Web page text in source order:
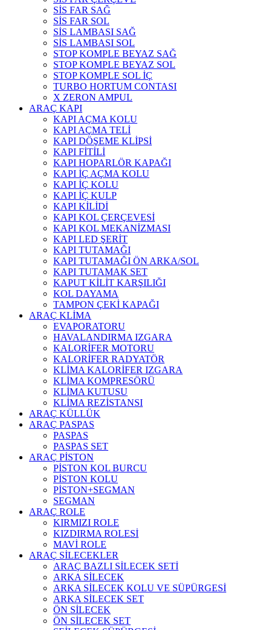
SİS FAR SAĞ
SİS FAR SOL
SİS LAMBASI SAĞ
SİS LAMBASI SOL
STOP KOMPLE BEYAZ SAĞ
STOP KOMPLE BEYAZ SOL
STOP KOMPLE SOL İÇ
TURBO HORTUM CONTASI
X ZERON AMPUL
ARAÇ KAPI
KAPI AÇMA KOLU
KAPI AÇMA TELİ
KAPI DÖŞEME KLİPSİ
KAPI FİTİLİ
KAPI HOPARLÖR KAPAĞI
KAPI İÇ AÇMA KOLU
KAPI İÇ KOLU
KAPI İÇ KULP
KAPI KİLİDİ
KAPI KOL ÇERÇEVESİ
KAPI KOL MEKANİZMASI
KAPI LED ŞERİT
KAPI TUTAMAĞI
KAPI TUTAMAĞI ÖN ARKA/SOL
KAPI TUTAMAK SET
KAPUT KİLİT KARŞILIĞI
KOL DAYAMA
TAMPON ÇEKİ KAPAĞI
ARAÇ KLİMA
EVAPORATORU
HAVALANDIRMA IZGARA
KALORİFER MOTORU
KALORİFER RADYATÖR
KLİMA KALORİFER IZGARA
KLİMA KOMPRESÖRÜ
KLİMA KUTUSU
KLİMA REZİSTANSI
ARAÇ KÜLLÜK
ARAÇ PASPAS
PASPAS
PASPAS SET
ARAÇ PİSTON
PİSTON KOL BURCU
PİSTON KOLU
PİSTON+SEGMAN
SEGMAN
ARAÇ ROLE
KIRMIZI ROLE
KIZDIRMA ROLESİ
MAVİ ROLE
ARAÇ SİLECEKLER
ARAÇ BAZLI SİLECEK SETİ
ARKA SİLECEK
ARKA SİLECEK KOLU VE SÜPÜRGESİ
ARKA SİLECEK SET
ÖN SİLECEK
ÖN SİLECEK SET